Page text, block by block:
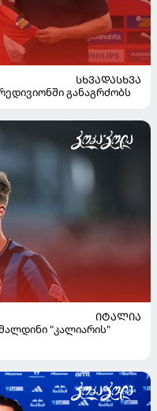
ᲡᲮᲕᲐᲓᲐᲡᲮᲕᲐ
განაგრძობს
ᲘᲢᲐᲚᲘᲐ
"კალიარის"